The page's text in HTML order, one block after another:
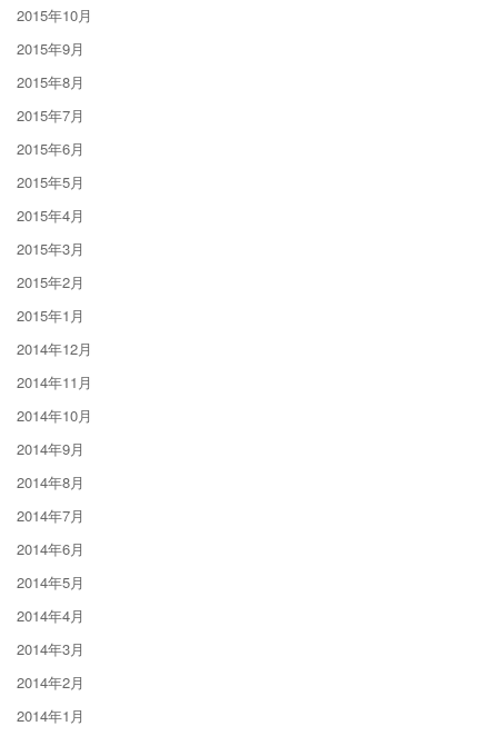
2015年10月
2015年9月
2015年8月
2015年7月
2015年6月
2015年5月
2015年4月
2015年3月
2015年2月
2015年1月
2014年12月
2014年11月
2014年10月
2014年9月
2014年8月
2014年7月
2014年6月
2014年5月
2014年4月
2014年3月
2014年2月
2014年1月